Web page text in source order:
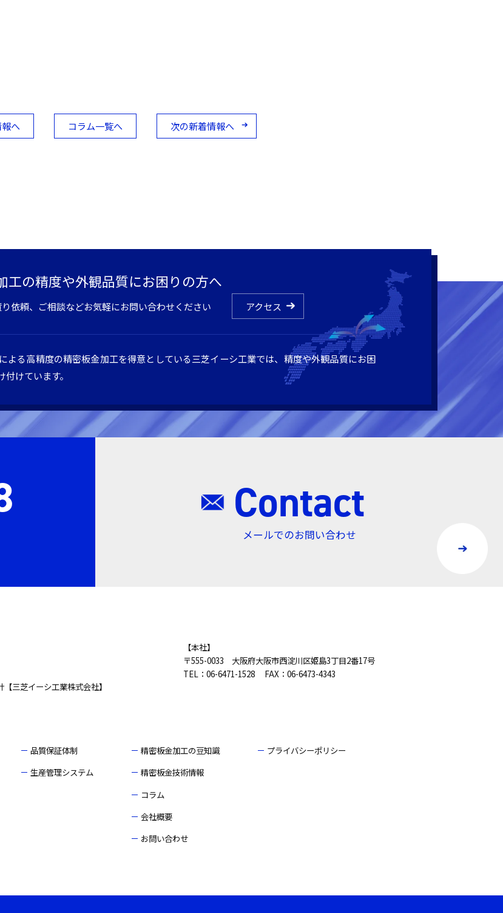
へ コラム一覧へ 次の新着情報へ
工の精度や外観品質にお困りの方へ
依頼、ご相談などお気軽にお問い合わせください アクセス
よる高精度の精密板金加工を得意としている三芝イーシ工業では、精度や外観品質にお困
けています。
Contact
メールでのお問い合わせ
三芝イーシ工業株式会社】
【本社】
〒555-0033 大阪府大阪市西淀川区姫島3丁目2番17号
TEL： 06-6471-1528 FAX：06-6473-4343
品質保証体制
生産管理システム
精密板金加工の豆知識
精密板金技術情報
コラム
会社概要
お問い合わせ
プライバシーポリシー